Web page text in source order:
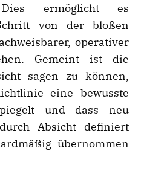
Dies ermöglicht es
von der bloßen
operativer
Gemeint ist die
sagen zu können,
eine bewusste
und dass neu
Absicht definiert
übernommen